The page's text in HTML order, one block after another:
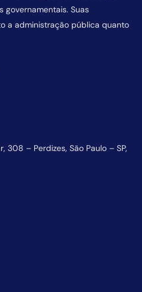
governamentais. Suas
a administração pública quanto
308 – Perdizes, São Paulo – SP,